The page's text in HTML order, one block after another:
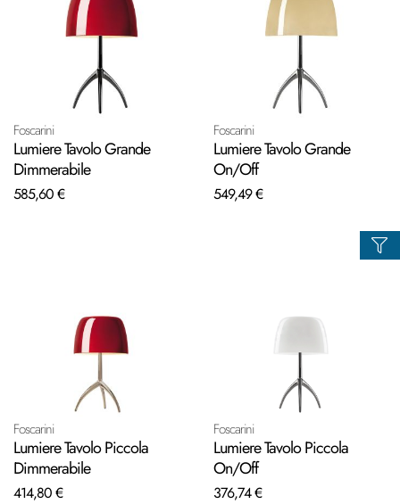
Foscarini
Lumiere Tavolo Grande
Dimmerabile
585,60 €
Foscarini
Lumiere Tavolo Grande
On/Off
549,49 €
Foscarini
Lumiere Tavolo Piccola
Dimmerabile
414,80 €
Foscarini
Lumiere Tavolo Piccola
On/Off
376,74 €